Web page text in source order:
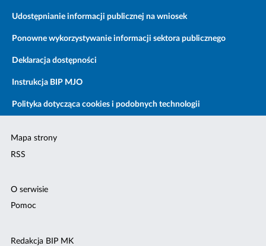
Udostępnianie informacji publicznej na wniosek
Ponowne wykorzystywanie informacji sektora publicznego
Deklaracja dostępności
Instrukcja BIP MJO
Polityka dotycząca cookies i podobnych technologii
Mapa strony
RSS
O serwisie
Pomoc
Redakcja BIP MK